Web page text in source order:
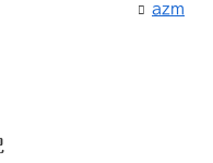
azm